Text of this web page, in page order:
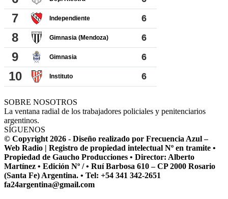
SOBRE NOSOTROS
La ventana radial de los trabajadores policiales y penitenciarios
argentinos.
SÍGUENOS
© Copyright 2026 - Diseño realizado por Frecuencia Azul –
Web Radio | Registro de propiedad intelectual Nº en tramite •
Propiedad de Gaucho Producciones • Director: Alberto
Martínez • Edición Nº / • Ruí Barbosa 610 – CP 2000 Rosario
(Santa Fe) Argentina. • Tel: +54 341 342-2651
fa24argentina@gmail.com